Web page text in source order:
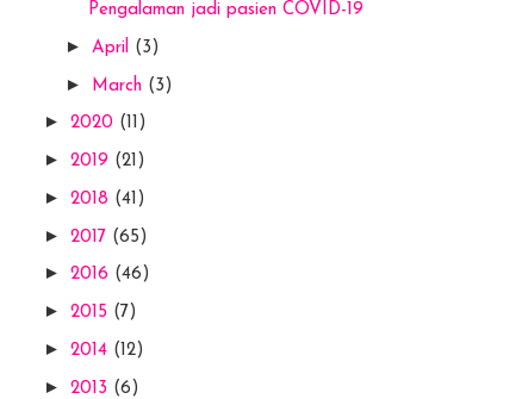
Pengalaman jadi pasien COVID-19
► April (3)
► March (3)
► 2020 (11)
► 2019 (21)
► 2018 (41)
► 2017 (65)
► 2016 (46)
► 2015 (7)
► 2014 (12)
► 2013 (6)